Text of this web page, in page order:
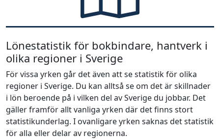
Lönestatistik för bokbindare, hantverk i
olika regioner i Sverige
För vissa yrken går det även att se statistik för olika
regioner i Sverige. Du kan alltså se om det är skillnader
i lön beroende på i vilken del av Sverige du jobbar. Det
gäller framför allt vanliga yrken där det finns stort
statistikunderlag. I ovanligare yrken saknas det statistik
för alla eller delar av regionerna.